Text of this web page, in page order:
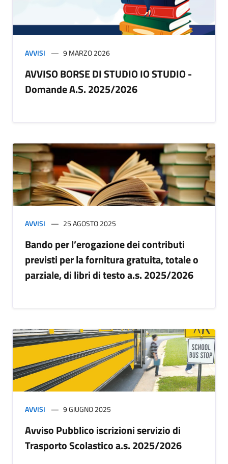
AVVISI 9 MARZO 2026
AVVISO BORSE DI STUDIO IO STUDIO -
Domande A.S. 2025/2026
AVVISI 25 AGOSTO 2025
Bando per l’erogazione dei contributi
previsti per la fornitura gratuita, totale o
parziale, di libri di testo a.s. 2025/2026
AVVISI 9 GIUGNO 2025
Avviso Pubblico iscrizioni servizio di
Trasporto Scolastico a.s. 2025/2026